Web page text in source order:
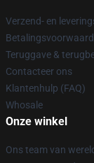
Verzend- en
Teruggave &
Contacteer ons
Klantenhulp (FAQ)
Whosale
Onze winkel
Ons team van